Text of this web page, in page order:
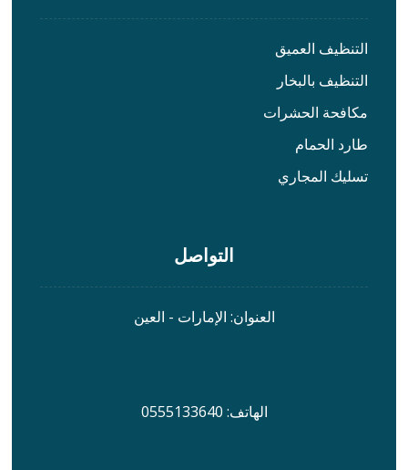
التنظيف العميق
التنظيف بالبخار
مكافحة الحشرات
طارد الحمام
تسليك المجاري
التواصل
العنوان: الإمارات - العين
الهاتف: 0555133640